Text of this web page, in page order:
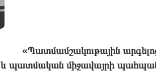
«Պատմամշակութային
և պատմական միջավայրի